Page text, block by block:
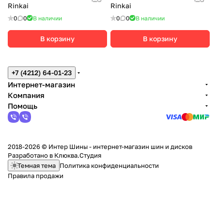
Rinkai
0 0 В наличии
В корзину
Rinkai
0 0 В наличии
В корзину
+7 (4212) 64-01-23
Интернет-магазин
Компания
Помощь
2018-2026 © Интер Шины - интернет-магазин шин и дисков
Разработано в Клюква.Студия
Темная тема Политика конфиденциальности
Правила продажи